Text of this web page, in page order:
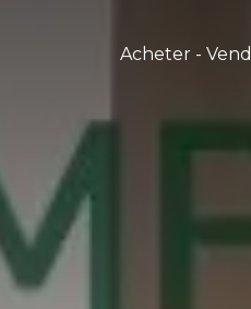
Acheter -